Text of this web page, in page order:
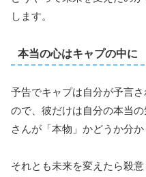
します。
本当の心はキャプの中に
予告でキャプは自分が予言
ので、彼だけは自分の本当
さんが「本物」かどうか分か
それとも未来を変えたら殺